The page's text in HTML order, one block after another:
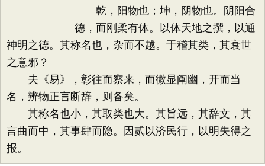
乾，阳物也；坤，阴物也。阴阳合
德，而刚柔有体。以体天地之撰，以通
神明之德。其称名也，杂而不越。于稽其类，其衰世
之意邪？
夫《易》，彰往而察来，而微显阐幽，开而当
名，辨物正言断辞，则备矣。
其称名也小，其取类也大。其旨远，其辞文，其
言曲而中，其事肆而隐。因贰以济民行，以明失得之
报。